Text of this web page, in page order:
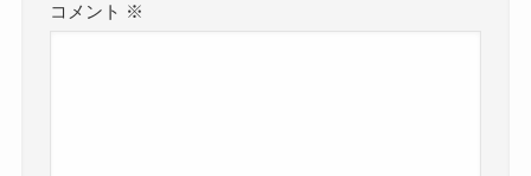
コメント ※